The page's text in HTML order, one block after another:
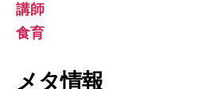
講師
食育
メタ情報